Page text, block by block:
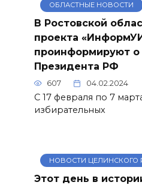
ОБЛАСТНЫЕ НОВОСТИ
В Ростовской
проекта
проинформируют о
Президента РФ
607 04.02.2024
С 17 февраля по 7
избирательных
НОВОСТИ ЦЕЛИНСКОГО
Этот день в